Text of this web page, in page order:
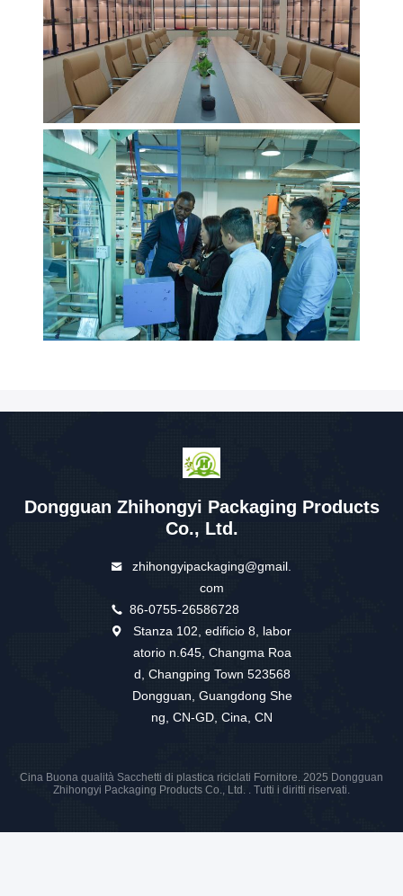
Dongguan Zhihongyi Packaging Products
Co., Ltd.
zhihongyipackaging@gmail.
com
86-0755-26586728
Stanza 102, edificio 8, labor
atorio n.645, Changma Roa
d, Changping Town 523568
Dongguan, Guangdong She
ng, CN-GD, Cina, CN
Cina Buona qualità Sacchetti di plastica riciclati Fornitore. 2025 Dongguan
Zhihongyi Packaging Products Co., Ltd. . Tutti i diritti riservati.